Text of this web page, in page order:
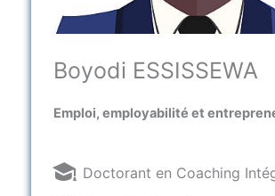
Boyodi ESSISSEWA
Emploi, employabilité et
Doctorant en Coaching